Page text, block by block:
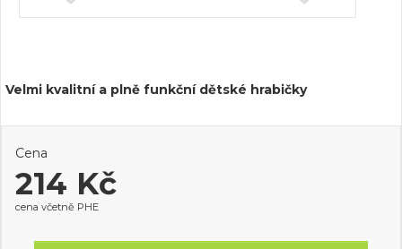
Velmi kvalitní a plně funkční dětské hrabičky
Cena
214 Kč
cena včetně PHE